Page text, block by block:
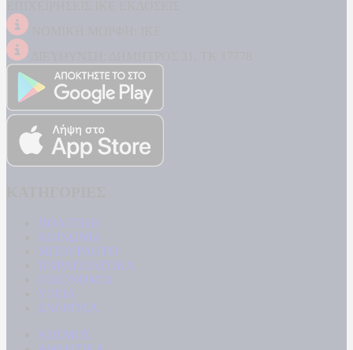
ΠΟΛΙΤΙΚΗ
ΚΟΙΝΩΝΙΑ
ΜΠΟΥΡΛΟΤΟ
ΠΑΡΑΠΟΛΙΤΙΚΑ
ΟΙΚΟΝΟΜΙΑ
ΥΓΕΙΑ
ΕΝΕΡΓΕΙΑ
ΚΟΣΜΟΣ